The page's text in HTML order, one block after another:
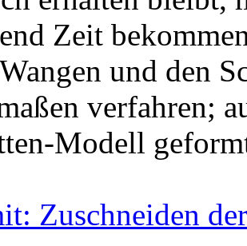
Zeit
und den
verfahren;
Modell
Zuschneiden